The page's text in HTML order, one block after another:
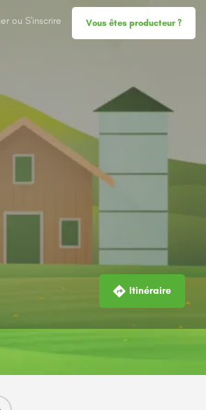
ou S'inscrire Vous êtes producteur ?
Itinéraire